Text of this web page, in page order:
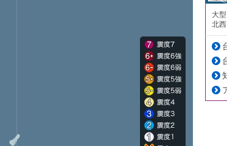
大
北